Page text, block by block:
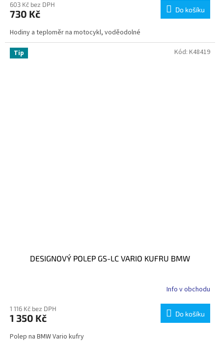
603 Kč bez DPH
730 Kč Do košíku
Hodiny a teploměr na motocykl, voděodolné
Tip
DESIGNOVÝ POLEP GS-LC VARIO KUFRU BMW
Info v obchodu
1 116 Kč bez DPH
1 350 Kč Do košíku
Polep na BMW Vario kufry
Kód: K48419